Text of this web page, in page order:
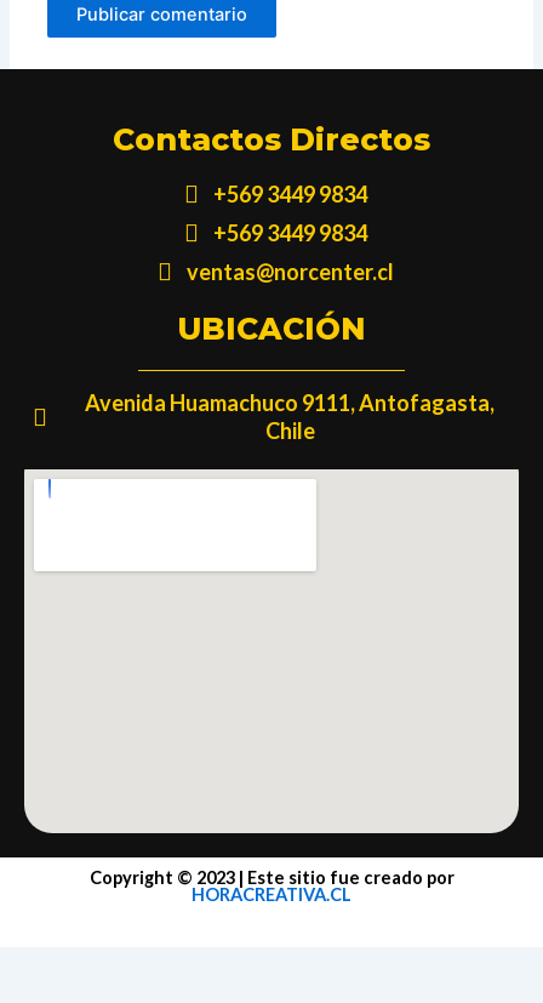
Contactos Directos
+569 3449 9834
+569 3449 9834
ventas@norcenter.cl
UBICACIÓN
Avenida Huamachuco 9111, Antofagasta,
Chile
Copyright © 2023 | Este sitio fue creado por
HORACREATIVA.CL